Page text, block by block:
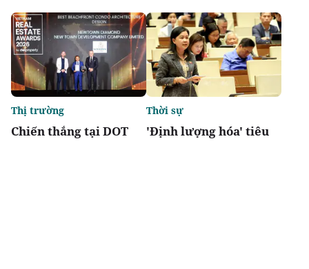
Chiến thắng tại DOT
Thị trường
'Định lượng hóa' tiêu
Thời sự